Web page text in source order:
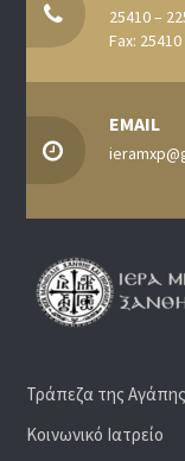
25410 –
Fax:
EMAIL
Τράπεζα της Αγάπης
Κοινωνικό Ιατρείο